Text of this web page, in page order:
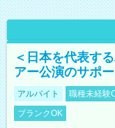
＜日本を代表す
アー公演のサポ
アルバイト 職種未経験
ブランクOK